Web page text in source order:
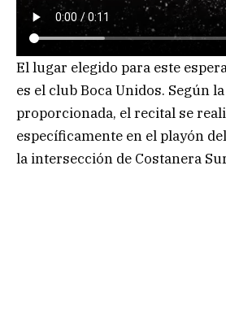
El lugar elegido para este
es el club Boca Unidos. Según
proporcionada, el recital se
específicamente en el playón
la intersección de Costanera